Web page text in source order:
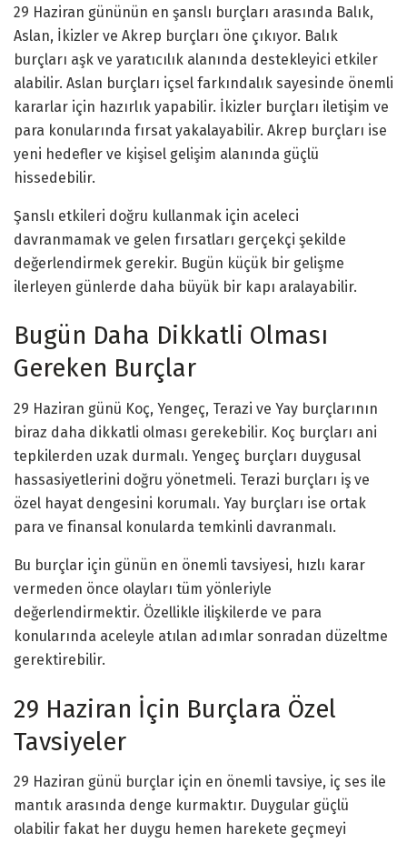
29 Haziran gününün en şanslı burçları arasında Balık,
Aslan, İkizler ve Akrep burçları öne çıkıyor. Balık
burçları aşk ve yaratıcılık alanında destekleyici etkiler
alabilir. Aslan burçları içsel farkındalık sayesinde önemli
kararlar için hazırlık yapabilir. İkizler burçları iletişim ve
para konularında fırsat yakalayabilir. Akrep burçları ise
yeni hedefler ve kişisel gelişim alanında güçlü
hissedebilir.
Şanslı etkileri doğru kullanmak için aceleci
davranmamak ve gelen fırsatları gerçekçi şekilde
değerlendirmek gerekir. Bugün küçük bir gelişme
ilerleyen günlerde daha büyük bir kapı aralayabilir.
Bugün Daha Dikkatli Olması
Gereken Burçlar
29 Haziran günü Koç, Yengeç, Terazi ve Yay burçlarının
biraz daha dikkatli olması gerekebilir. Koç burçları ani
tepkilerden uzak durmalı. Yengeç burçları duygusal
hassasiyetlerini doğru yönetmeli. Terazi burçları iş ve
özel hayat dengesini korumalı. Yay burçları ise ortak
para ve finansal konularda temkinli davranmalı.
Bu burçlar için günün en önemli tavsiyesi, hızlı karar
vermeden önce olayları tüm yönleriyle
değerlendirmektir. Özellikle ilişkilerde ve para
konularında aceleyle atılan adımlar sonradan düzeltme
gerektirebilir.
29 Haziran İçin Burçlara Özel
Tavsiyeler
29 Haziran günü burçlar için en önemli tavsiye, iç ses ile
mantık arasında denge kurmaktır. Duygular güçlü
olabilir fakat her duygu hemen harekete geçmeyi